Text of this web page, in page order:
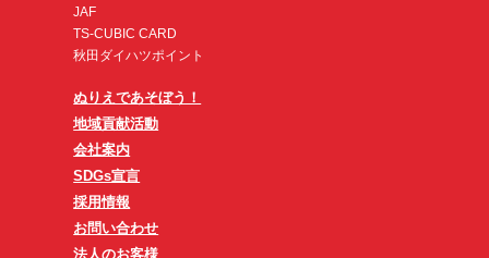
JAF
TS-CUBIC CARD
秋田ダイハツポイント
ぬりえであそぼう！
地域貢献活動
会社案内
SDGs宣言
採用情報
お問い合わせ
法人のお客様